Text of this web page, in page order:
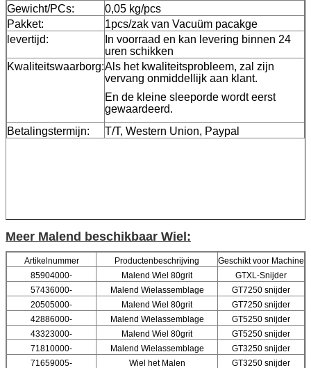
Gewicht/PCs:
0,05 kg/pcs
Pakket:
1pcs/zak van Vacuüm pacakge
levertijd:
In voorraad en kan levering binnen 24
uren schikken
Kwaliteitswaarborg:Als het kwaliteitsprobleem, zal zijn
vervang onmiddellijk aan klant.
En de kleine sleeporde wordt eerst
gewaardeerd.
Betalingstermijn:
T/T, Western Union, Paypal
Meer Malend beschikbaar Wiel:
Artikelnummer Productenbeschrijving
Geschikt voor Machine
85904000-
Malend Wiel 80grit
GTXL-Snijder
57436000-
Malend Wielassemblage
GT7250 snijder
20505000-
Malend Wiel 80grit
GT7250 snijder
42886000-
Malend Wielassemblage
GT5250 snijder
43323000-
Malend Wiel 80grit
GT5250 snijder
71810000-
Malend Wielassemblage
GT3250 snijder
71659005-
Wiel het Malen GT3250 snijder